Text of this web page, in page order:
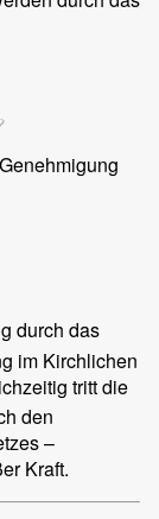
durch das
im Kirchlichen
tritt die
den
–
Kraft.